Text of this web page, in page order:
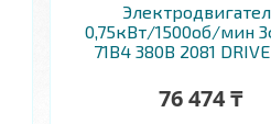
0,75кВт/1500об/мин
71B4 380В 2081
76 474 ₸